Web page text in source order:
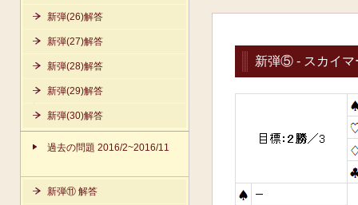
新弾(26)解答
新弾(27)解答
新弾(28)解答
新弾(29)解答
新弾(30)解答
過去の問題 2016/2~2016/11
新弾⑪ 解答
新弾⑤ - スカイマ